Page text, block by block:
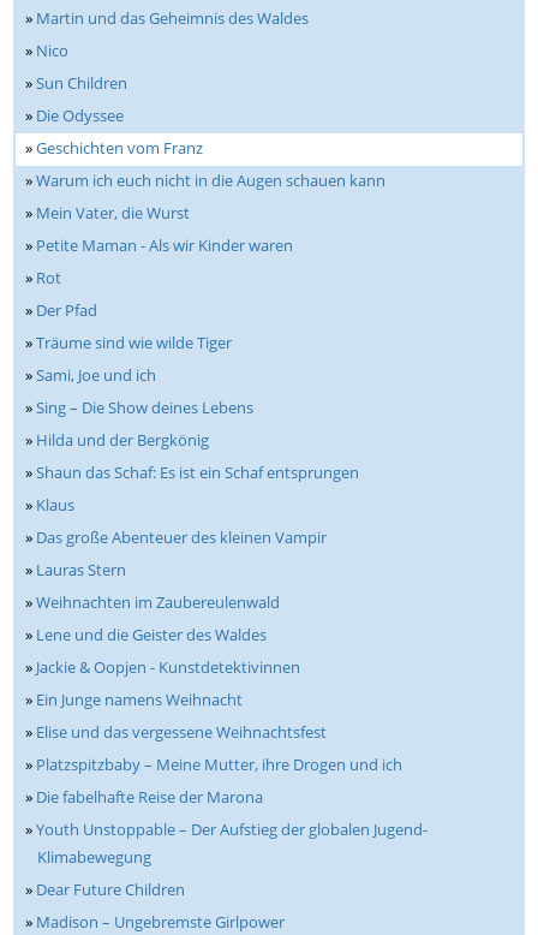
» Martin und das Geheimnis des Waldes
» Nico
»Sun Children
» Die Odyssee
»Geschichten vom Franz
»Warum ich euch nicht in die Augen schauen kann
» Mein Vater, die Wurst
» Petite Maman - Als wir Kinder waren
» Rot
» Der Pfad
»Träume sind wie wilde Tiger
»Sami, Joe und ich
»Sing – Die Show deines Lebens
» Hilda und der Bergkönig
»Shaun das Schaf: Es ist ein Schaf entsprungen
» Klaus
» Das große Abenteuer des kleinen Vampir
» Lauras Stern
»Weihnachten im Zaubereulenwald
» Lene und die Geister des Waldes
» Jackie & Oopjen - Kunstdetektivinnen
» Ein Junge namens Weihnacht
» Elise und das vergessene Weihnachtsfest
» Platzspitzbaby – Meine Mutter, ihre Drogen und ich
» Die fabelhafte Reise der Marona
»Youth Unstoppable – Der Aufstieg der globalen Jugend-
Klimabewegung
» Dear Future Children
» Madison – Ungebremste Girlpower